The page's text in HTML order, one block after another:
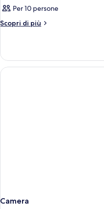
Per 10 persone
Scopri di più
Altri
Camera